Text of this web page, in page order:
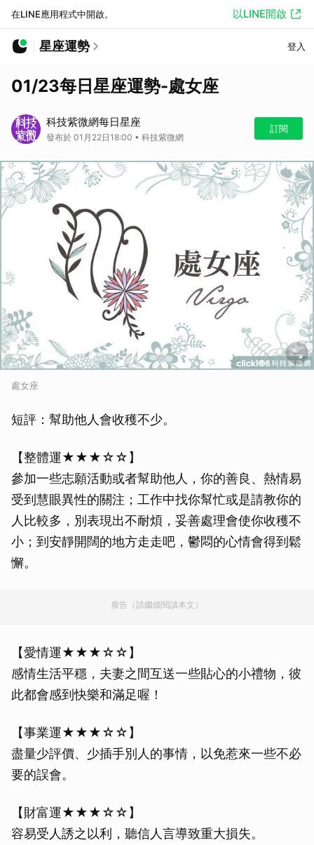
在LINE應用程式中開啟。 以LINE開啟
星座運勢 登入
01/23每日星座運勢-處女座
科技紫微網每日星座
發布於 01月22日18:00 • 科技紫微網
訂閱
處女座
短評：幫助他人會收穫不少。
【整體運★★★☆☆】
參加一些志願活動或者幫助他人，你的善良、熱情易
受到慧眼異性的關注；工作中找你幫忙或是請教你的
人比較多，別表現出不耐煩，妥善處理會使你收穫不
小；到安靜開闊的地方走走吧，鬱悶的心情會得到鬆
懈。
廣告（請繼續閱讀本文）
【愛情運★★★☆☆】
感情生活平穩，夫妻之間互送一些貼心的小禮物，彼
此都會感到快樂和滿足喔！
【事業運★★★☆☆】
盡量少評價、少插手別人的事情，以免惹來一些不必
要的誤會。
【財富運★★★☆☆】
容易受人誘之以利，聽信人言導致重大損失。